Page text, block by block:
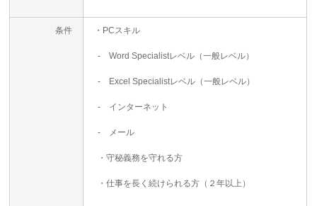
条件 ・PCスキル
- Word Specialistレベル（一般レベル）
- Excel Specialistレベル（一般レベル）
- インターネット
- メール
・守秘義務を守れる方
・仕事を長く続けられる方（２年以上）